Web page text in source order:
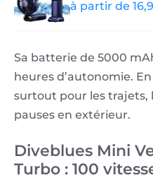
à partir de
Sa batterie de 5000
heures d’autonomie.
surtout pour les trajets,
pauses en extérieur.
Diveblues Mini
Turbo : 100